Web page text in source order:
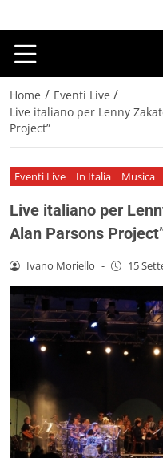
Home / Eventi Live /
Live italiano per Lenny
Project”
Eventi Live In Italia Musica
Live italiano per
Alan Parsons
Ivano Moriello - 15